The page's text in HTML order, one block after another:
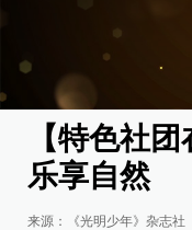
【特色社
乐享自然
来源：《光明少年》杂志社